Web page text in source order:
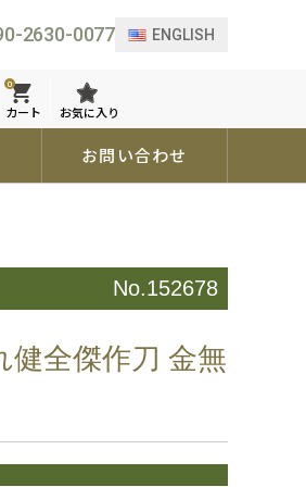
2630-0077 ENGLISH
0
カート お気に入り
お問い合わせ
No.152678
健全傑作刀 金無